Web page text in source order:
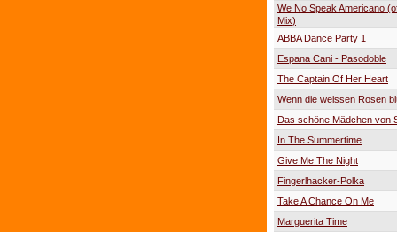
We No Speak Americano
Mix)
ABBA Dance Party 1
Espana Cani - Pasodoble
The Captain Of Her Heart
Wenn die weissen Rosen
Das schöne Mädchen von
In The Summertime
Give Me The Night
Fingerlhacker-Polka
Take A Chance On Me
Marguerita Time